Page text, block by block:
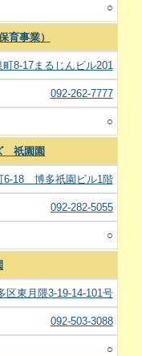
○
事業）
8-17まるじんビル201
092-262-7777
○
祇園園
6-18 博多祇園ビル1階
092-282-5055
○
区東月隈3-19-14-101号
092-503-3088
○